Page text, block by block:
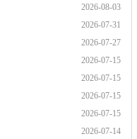
2026-08-03
2026-07-31
2026-07-27
2026-07-15
2026-07-15
2026-07-15
2026-07-15
2026-07-14